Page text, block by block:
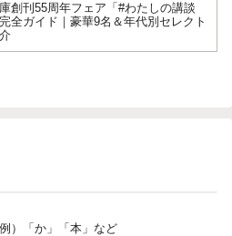
創刊55周年フェア「#わたしの講談
全ガイド｜豪華9名＆年代別セレクト
）「か」「本」など